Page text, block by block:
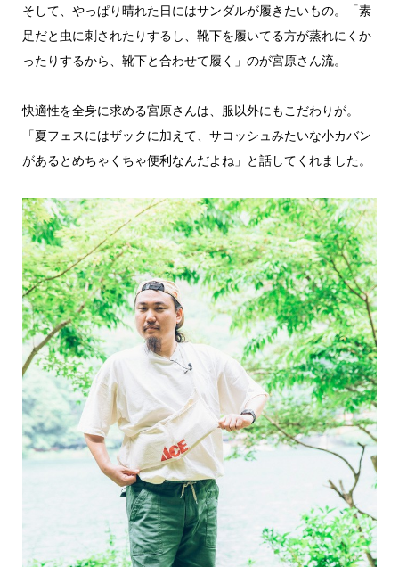
そして、やっぱり晴れた日にはサンダルが履きたいもの。「素
足だと虫に刺されたりするし、靴下を履いてる方が蒸れにくか
ったりするから、靴下と合わせて履く」のが宮原さん流。
快適性を全身に求める宮原さんは、服以外にもこだわりが。
「夏フェスにはザックに加えて、サコッシュみたいな小カバン
があるとめちゃくちゃ便利なんだよね」と話してくれました。